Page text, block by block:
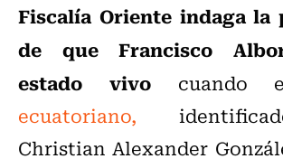
Fiscalía Oriente indaga la
de que Francisco
estado vivocuando
ecuatoriano,
Christian Alexander